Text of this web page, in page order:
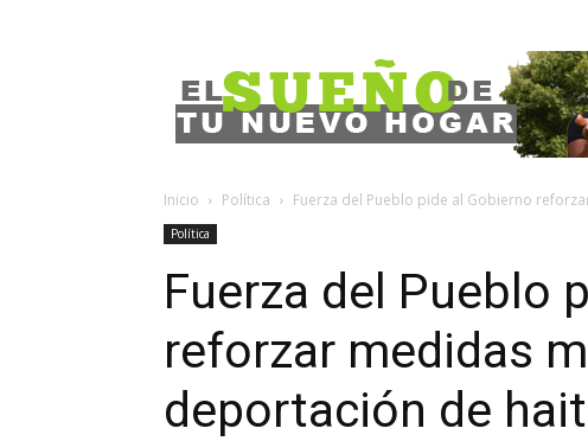
Inicio Política Fuerza del Pueblo pide al Gobierno
Política
Fuerza del Pueblo
reforzar medidas
deportación de